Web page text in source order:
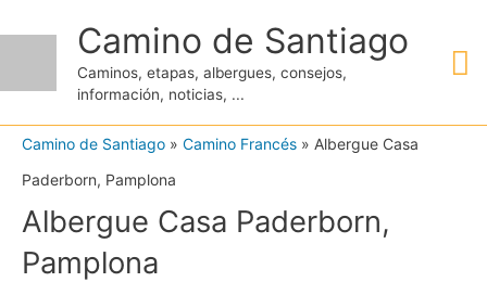
contenido
Camino de Santiago
Caminos, etapas, albergues, consejos,
información, noticias, ...
Camino de Santiago » Camino Francés » Albergue Casa
Paderborn, Pamplona
Albergue Casa Paderborn,
Pamplona